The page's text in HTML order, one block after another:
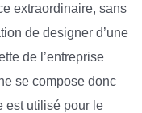
extraordinaire, sans
de designer d’une
de l’entreprise
se compose donc
est utilisé pour le